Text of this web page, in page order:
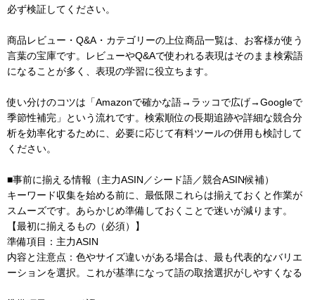
必ず検証してください。
商品レビュー・Q&A・カテゴリーの上位商品一覧は、お客様が使う
言葉の宝庫です。レビューやQ&Aで使われる表現はそのまま検索語
になることが多く、表現の学習に役立ちます。
使い分けのコツは「Amazonで確かな語→ラッコで広げ→Googleで
季節性補完」という流れです。検索順位の長期追跡や詳細な競合分
析を効率化するために、必要に応じて有料ツールの併用も検討して
ください。
■事前に揃える情報（主力ASIN／シード語／競合ASIN候補）
キーワード収集を始める前に、最低限これらは揃えておくと作業が
スムーズです。あらかじめ準備しておくことで迷いが減ります。
【最初に揃えるもの（必須）】
準備項目：主力ASIN
内容と注意点：色やサイズ違いがある場合は、最も代表的なバリエ
ーションを選択。これが基準になって語の取捨選択がしやすくなる